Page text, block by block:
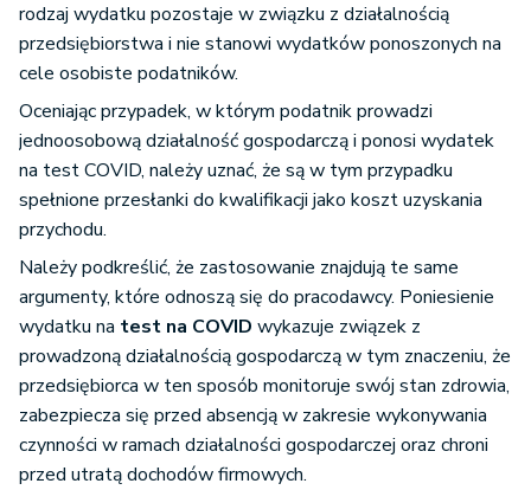
rodzaj wydatku pozostaje w związku z działalnością
przedsiębiorstwa i nie stanowi wydatków ponoszonych na
cele osobiste podatników.
Oceniając przypadek, w którym podatnik prowadzi
jednoosobową działalność gospodarczą i ponosi wydatek
na test COVID, należy uznać, że są w tym przypadku
spełnione przesłanki do kwalifikacji jako koszt uzyskania
przychodu.
Należy podkreślić, że zastosowanie znajdują te same
argumenty, które odnoszą się do pracodawcy. Poniesienie
wydatku na test na COVID wykazuje związek z
prowadzoną działalnością gospodarczą w tym znaczeniu, że
przedsiębiorca w ten sposób monitoruje swój stan zdrowia,
zabezpiecza się przed absencją w zakresie wykonywania
czynności w ramach działalności gospodarczej oraz chroni
przed utratą dochodów firmowych.